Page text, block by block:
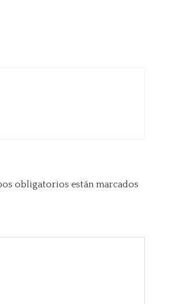
obligatorios están marcados